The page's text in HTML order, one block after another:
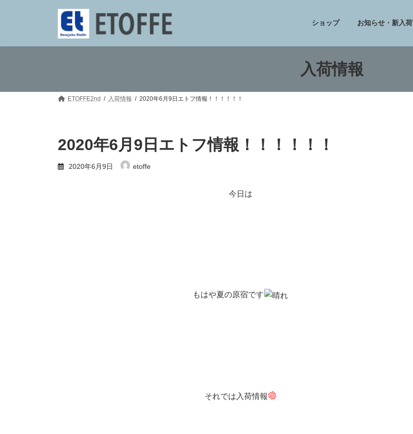
ツ
シ
ショップ お知らせ・新入荷
入荷情報
ETOFFE2nd 入荷情報 2020年6月9日エトフ情報！！！！！！
2020年6月9日エトフ情報！！！！！！
2020年6月9日 etoffe
今日は
もはや夏の原宿です
それでは入荷情報